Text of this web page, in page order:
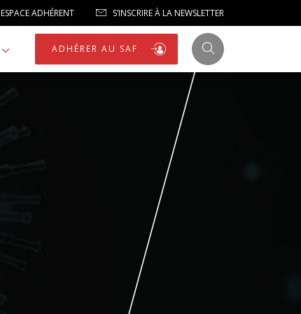
ESPACE ADHÉRENT S’INSCRIRE À LA NEWSLETTER
ADHÉRER AU SAF